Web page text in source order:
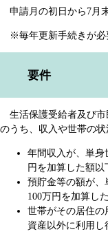
申請月の初日から7月
※毎年更新手続きが必
要件
生活保護受給者及び市
のうち、収入や世帯の状
年間収入が、単身
円を加算した額以
預貯金等の額が、
100万円を加算し
世帯がその居住の
資産以外に利用し